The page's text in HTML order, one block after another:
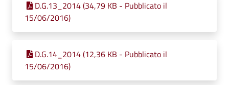
D.G.13_2014 (34,79 KB - Pubblicato il
15/06/2016)
D.G.14_2014 (12,36 KB - Pubblicato il
15/06/2016)